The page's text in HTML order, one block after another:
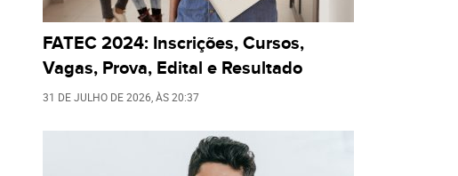
FATEC 2024: Inscrições, Cursos,
Vagas, Prova, Edital e Resultado
31 DE JULHO DE 2026 , ÀS20:37